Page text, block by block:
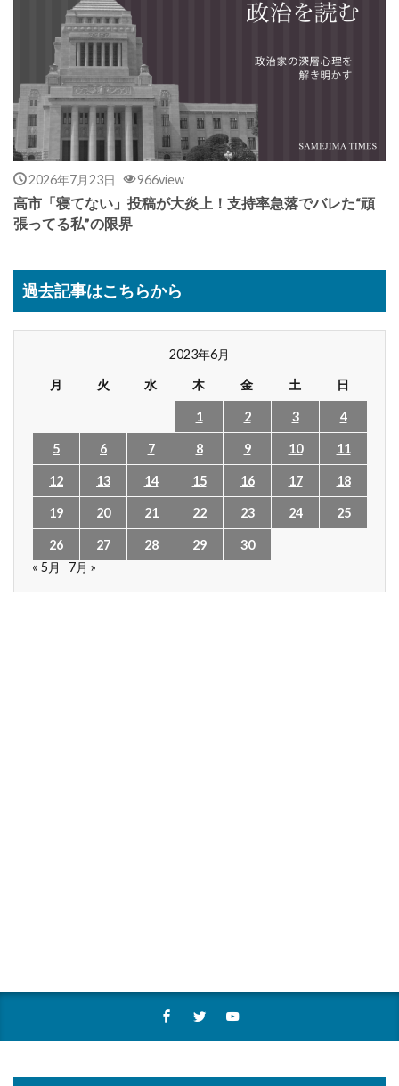
2026年7月23日 966view
高市「寝てない」投稿が大炎上！支持率急落でバレた“頑
張ってる私”の限界
過去記事はこちらから
2023年6月
月
火 水 木 金 土 日
1 2 3 4
5 6 7 8 9 10 11
12 13 14 15 16 17 18
19 20 21 22 23 24 25
26 27 28 29
30
« 5月
7月 »